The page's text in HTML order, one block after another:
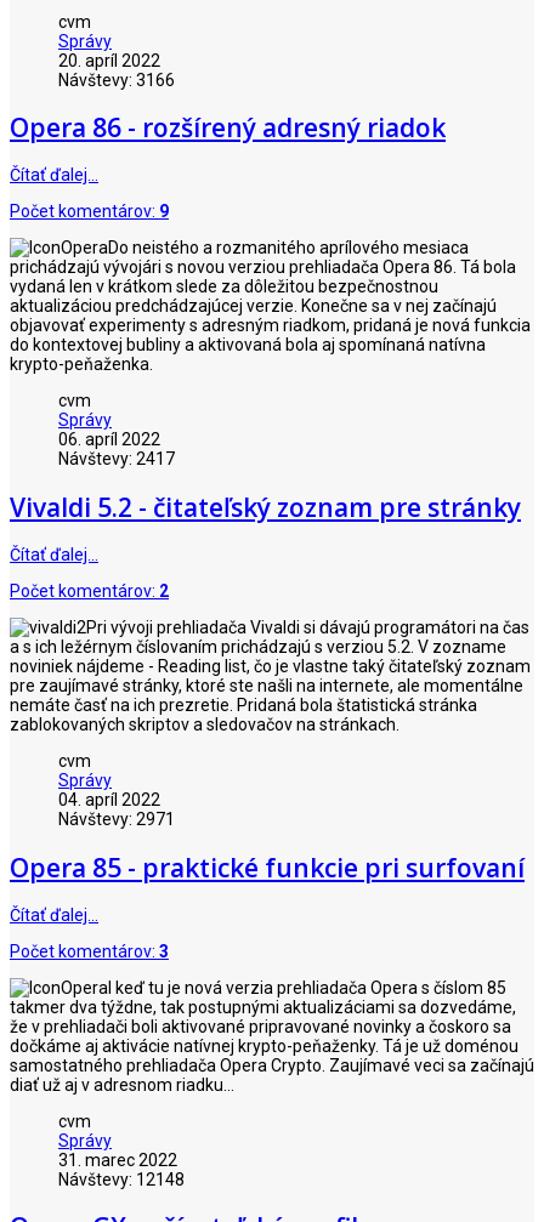
cvm
Správy
20. apríl 2022
Návštevy: 3166
Opera 86 - rozšírený adresný riadok
Čítať ďalej…
Počet komentárov: 9
Do neistého a rozmanitého aprílového mesiaca
prichádzajú vývojári s novou verziou prehliadača Opera 86. Tá bola
vydaná len v krátkom slede za dôležitou bezpečnostnou
aktualizáciou predchádzajúcej verzie. Konečne sa v nej začínajú
objavovať experimenty s adresným riadkom, pridaná je nová funkcia
do kontextovej bubliny a aktivovaná bola aj spomínaná natívna
krypto-peňaženka.
cvm
Správy
06. apríl 2022
Návštevy: 2417
Vivaldi 5.2 - čitateľský zoznam pre stránky
Čítať ďalej…
Počet komentárov: 2
Pri vývoji prehliadača Vivaldi si dávajú programátori na čas
a s ich ležérnym číslovaním prichádzajú s verziou 5.2. V zozname
noviniek nájdeme - Reading list, čo je vlastne taký čitateľský zoznam
pre zaujímavé stránky, ktoré ste našli na internete, ale momentálne
nemáte časť na ich prezretie. Pridaná bola štatistická stránka
zablokovaných skriptov a sledovačov na stránkach.
cvm
Správy
04. apríl 2022
Návštevy: 2971
Opera 85 - praktické funkcie pri surfovaní
Čítať ďalej…
Počet komentárov: 3
I keď tu je nová verzia prehliadača Opera s číslom 85
takmer dva týždne, tak postupnými aktualizáciami sa dozvedáme,
že v prehliadači boli aktivované pripravované novinky a čoskoro sa
dočkáme aj aktivácie natívnej krypto-peňaženky. Tá je už doménou
samostatného prehliadača Opera Crypto. Zaujímavé veci sa začínajú
diať už aj v adresnom riadku...
cvm
Správy
31. marec 2022
Návštevy: 12148